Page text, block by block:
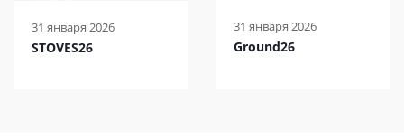
31 января 2026
STOVES26
31 января 2026
Ground26